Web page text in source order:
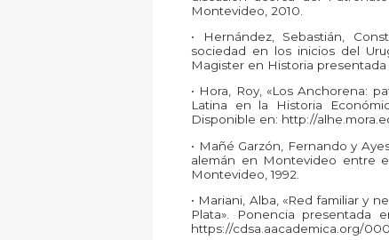
Montevideo, 2010.
• Hernández, Sebastián,
sociedad en los inicios del
Magister en Historia
• Hora, Roy, «Los Anchorena:
Latina en la Historia
Disponible en: http://
• Mañé Garzón, Fernando y
alemán en Montevideo entre el
Montevideo, 1992.
• Mariani, Alba, «Red familiar y
Plata». Ponencia presentada
https://cdsa.aacademica.org/